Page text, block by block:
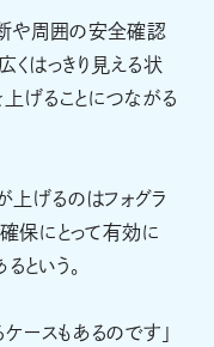
や周囲の安全確認
くはっきり見える状
げることにつながる
上げるのはフォグラ
保にとって有効に
という。
ースもあるのです」